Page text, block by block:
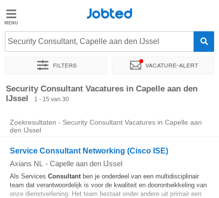
Jobted
Vacatures
Salarissen
Jobted
Security Consultant, Capelle aan den IJssel
Filters Vacature-alert
Sorteer op Exacte locatie Soort dienstverband Werkuren
Security Consultant Vacatures in Capelle aan den
IJssel
1 - 15 van 30
Zoekresultaten - Security Consultant Vacatures in Capelle aan
den IJssel
Service Consultant Networking (Cisco ISE)
Axians NL - Capelle aan den IJssel
Als Services Consultantben je onderdeel van een multidisciplinair
team dat verantwoordelijk is voor de kwaliteit en doorontwikkeling van
onze dienstverlening. Het team bestaat onder andere uit primair een